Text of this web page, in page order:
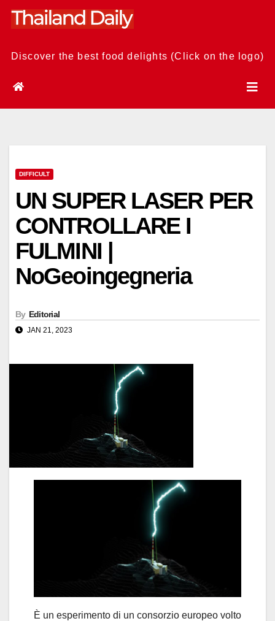
Skip
Discover the best food delights (Click on the logo)
DIFFICULT
UN SUPER LASER PER
CONTROLLARE I
FULMINI |
NoGeoingegneria
By Editorial
JAN 21, 2023
È un esperimento di un consorzio europeo volto